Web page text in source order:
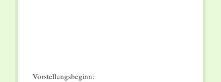
Vorstellungsbeginn: